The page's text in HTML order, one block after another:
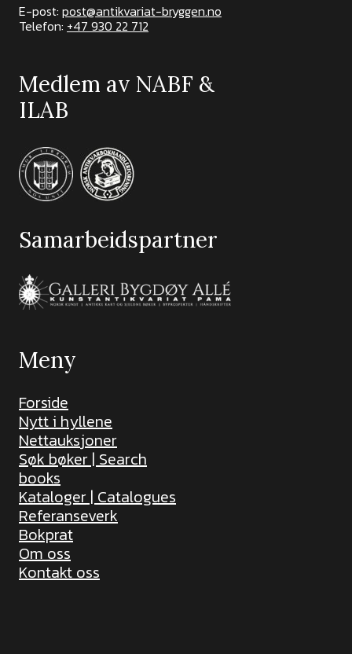
E-post: post@antikvariat-bryggen.no
Telefon: +47 930 22 712
Medlem av NABF &
ILAB
Samarbeidspartner
Meny
Forside
Nytt i hyllene
Nettauksjoner
Søk bøker | Search
books
Kataloger | Catalogues
Referanseverk
Bokprat
Om oss
Kontakt oss